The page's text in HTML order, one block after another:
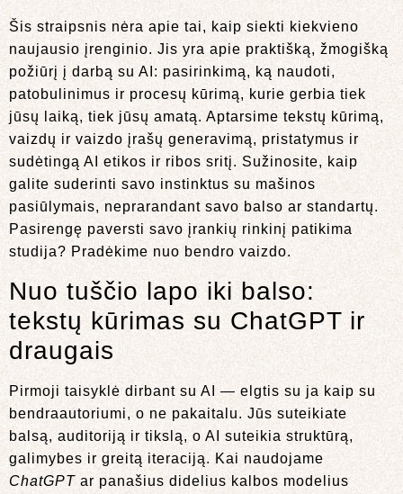
Šis straipsnis nėra apie tai, kaip siekti kiekvieno
naujausio įrenginio. Jis yra apie praktišką, žmogišką
požiūrį į darbą su AI: pasirinkimą, ką naudoti,
patobulinimus ir procesų kūrimą, kurie gerbia tiek
jūsų laiką, tiek jūsų amatą. Aptarsime tekstų kūrimą,
vaizdų ir vaizdo įrašų generavimą, pristatymus ir
sudėtingą AI etikos ir ribos sritį. Sužinosite, kaip
galite suderinti savo instinktus su mašinos
pasiūlymais, neprarandant savo balso ar standartų.
Pasirengę paversti savo įrankių rinkinį patikima
studija? Pradėkime nuo bendro vaizdo.
Nuo tuščio lapo iki balso:
tekstų kūrimas su ChatGPT ir
draugais
Pirmoji taisyklė dirbant su AI — elgtis su ja kaip su
bendraautoriumi, o ne pakaitalu. Jūs suteikiate
balsą, auditoriją ir tikslą, o AI suteikia struktūrą,
galimybes ir greitą iteraciją. Kai naudojame
ChatGPT ar panašius didelius kalbos modelius